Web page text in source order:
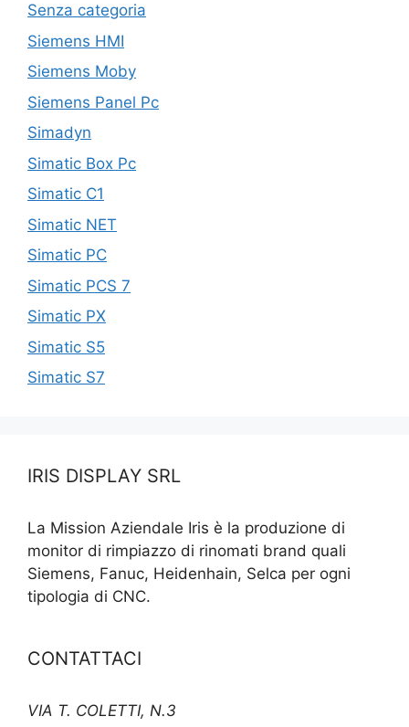
Senza categoria
Siemens HMI
Siemens Moby
Siemens Panel Pc
Simadyn
Simatic Box Pc
Simatic C1
Simatic NET
Simatic PC
Simatic PCS 7
Simatic PX
Simatic S5
Simatic S7
IRIS DISPLAY SRL
La Mission Aziendale Iris è la produzione di
monitor di rimpiazzo di rinomati brand quali
Siemens, Fanuc, Heidenhain, Selca per ogni
tipologia di CNC.
CONTATTACI
VIA T. COLETTI, N.3